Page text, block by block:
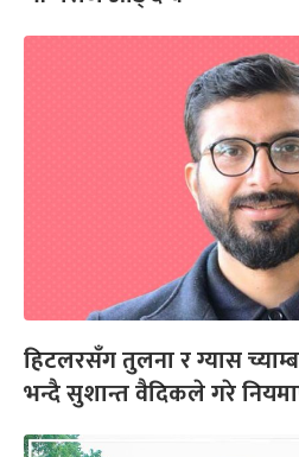
हिटलरसँग तुलना र ग्यास
भन्दै सुशान्त वैदिकले गरे